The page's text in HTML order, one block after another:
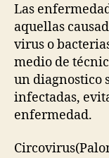
Las
aquellas
virus o
medio de
un diagnostico
infectadas,
enfermedad.